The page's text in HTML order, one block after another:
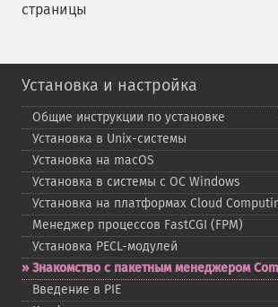
страницы
Установка и настройка
Общие инструкции по установке
Установка в Unix-​системы
Установка на macOS
Установка в системы с ОС Windows
Установка на платформах Cloud
Менеджер процессов FastCGI (FPM)
Установка PECL-​модулей
Знакомство с пакетным менеджером
Введение в PIE